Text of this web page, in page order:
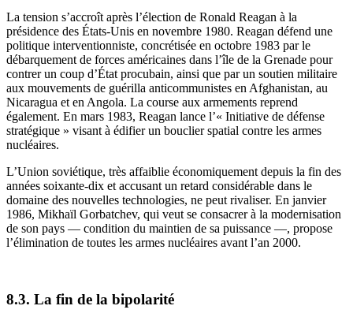
La tension s’accroît après l’élection de Ronald Reagan à la
présidence des États-Unis en novembre 1980. Reagan défend une
politique interventionniste, concrétisée en octobre 1983 par le
débarquement de forces américaines dans l’île de la Grenade pour
contrer un coup d’État procubain, ainsi que par un soutien militaire
aux mouvements de guérilla anticommunistes en Afghanistan, au
Nicaragua et en Angola. La course aux armements reprend
également. En mars 1983, Reagan lance l’« Initiative de défense
stratégique » visant à édifier un bouclier spatial contre les armes
nucléaires.
L’Union soviétique, très affaiblie économiquement depuis la fin des
années soixante-dix et accusant un retard considérable dans le
domaine des nouvelles technologies, ne peut rivaliser. En janvier
1986, Mikhaïl Gorbatchev, qui veut se consacrer à la modernisation
de son pays — condition du maintien de sa puissance —, propose
l’élimination de toutes les armes nucléaires avant l’an 2000.
8.3. La fin de la bipolarité